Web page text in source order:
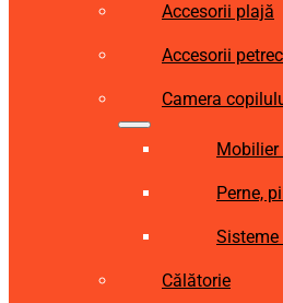
Accesorii plajă
Accesorii
Camera
Mobilier
Perne,
Călătorie